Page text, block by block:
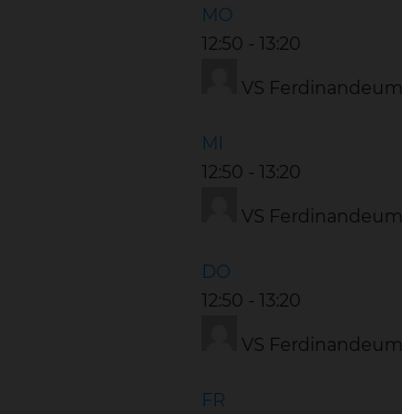
MO
12:50 - 13:20
VS Ferdinandeum
MI
12:50 - 13:20
VS Ferdinandeum
DO
12:50 - 13:20
VS Ferdinandeum
FR